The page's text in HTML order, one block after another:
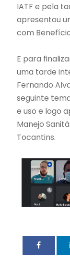
IATF e pela
apresentou
com
E para
uma tarde
Fernando
seguinte
e uso e logo
Manejo
Tocantins.